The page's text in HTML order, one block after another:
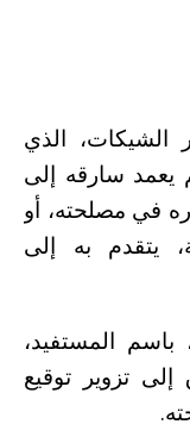
الذي
يعمد سارقه إلى
في مصلحته، أو
يتقدم به إلى
المستفيد،
تزوير توقيع